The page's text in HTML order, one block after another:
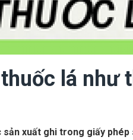
lá như
xuất ghi trong giấy phép